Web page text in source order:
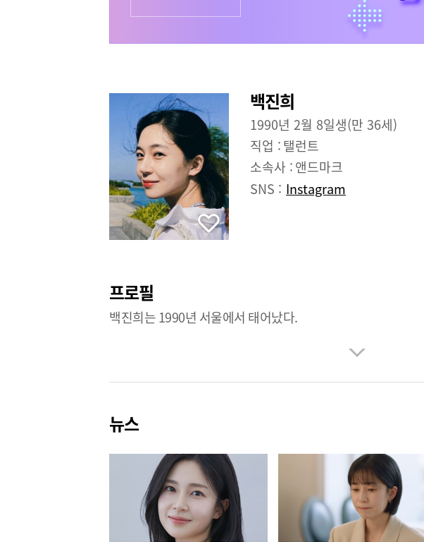
백진희
1990년 2월 8일생(만 36세)
직업 :탤런트
소속사 :앤드마크
SNS : Instagram
프로필
백진희는 1990년 서울에서 태어났다.
뉴스